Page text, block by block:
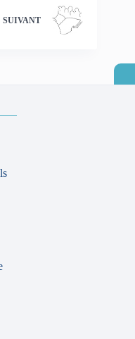
SUIVANT